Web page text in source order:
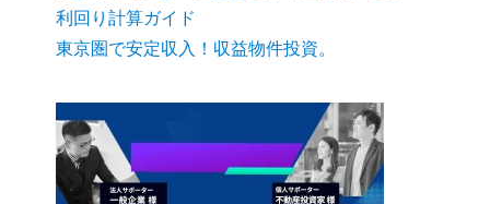
利回り計算ガイド
東京圏で安定収入！収益物件投資。